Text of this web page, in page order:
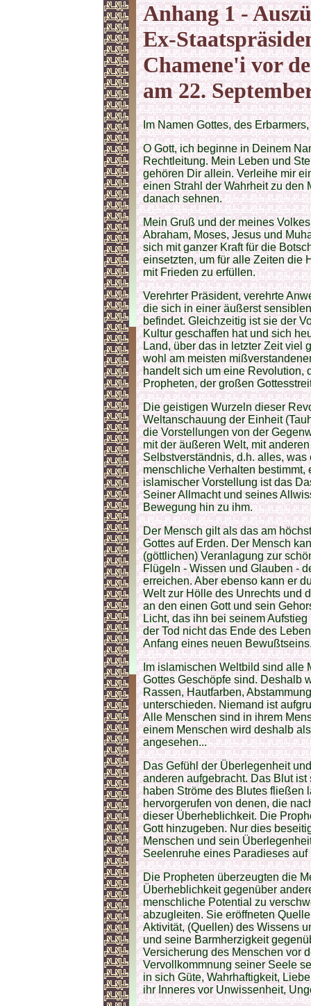
Anhang 1 -
Ex-
Chamene'i vor
am 22.
Im Namen Gottes, des
O Gott, ich beginne in Deinem
Rechtleitung. Mein Leben und
gehören Dir allein. Verleihe mir
einen Strahl der Wahrheit zu den
danach sehnen.
Mein Gruß und der meines
Abraham, Moses, Jesus und
sich mit ganzer Kraft für die
einsetzten, um für alle Zeiten die
mit Frieden zu erfüllen.
Verehrter Präsident, verehrte
die sich in einer äußerst
befindet. Gleichzeitig ist sie der
Kultur geschaffen hat und sich
Land, über das in letzter Zeit viel
wohl am meisten
handelt sich um eine Revolution,
Propheten, der großen
Die geistigen Wurzeln dieser
Weltanschauung der Einheit
die Vorstellungen von der
mit der äußeren Welt, mit
Selbstverständnis, d.h. alles,
menschliche Verhalten
islamischer Vorstellung ist das
Seiner Allmacht und seines
Bewegung hin zu ihm.
Der Mensch gilt als das am
Gottes auf Erden. Der Mensch
(göttlichen) Veranlagung zur
Flügeln - Wissen und Glauben -
erreichen. Aber ebenso kann er
Welt zur Hölle des Unrechts und
an den einen Gott und sein
Licht, das ihn bei seinem
der Tod nicht das Ende des
Anfang eines neuen
Im islamischen Weltbild sind alle
Gottes Geschöpfe sind. Deshalb
Rassen, Hautfarben,
unterschieden. Niemand ist
Alle Menschen sind in ihrem
einem Menschen wird deshalb
angesehen...
Das Gefühl der Überlegenheit
anderen aufgebracht. Das Blut
haben Ströme des Blutes fließen
hervorgerufen von denen, die
dieser Überheblichkeit. Die
Gott hinzugeben. Nur dies
Menschen und sein
Seelenruhe eines Paradieses
Die Propheten überzeugten die
Überheblichkeit gegenüber
menschliche Potential zu
abzugleiten. Sie eröffneten
Aktivität, (Quellen) des Wissens
und seine Barmherzigkeit
Versicherung des Menschen vor
Vervollkommnung seiner Seele
in sich Güte, Wahrhaftigkeit,
ihr Inneres vor Unwissenheit,